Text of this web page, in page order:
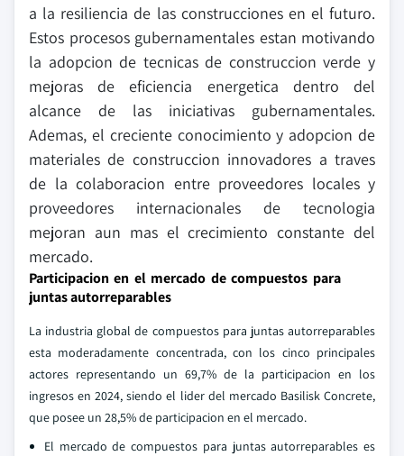
a la resiliencia de las construcciones en el futuro.
Estos procesos gubernamentales estan motivando
la adopcion de tecnicas de construccion verde y
mejoras de eficiencia energetica dentro del
alcance de las iniciativas gubernamentales.
Ademas, el creciente conocimiento y adopcion de
materiales de construccion innovadores a traves
de la colaboracion entre proveedores locales y
proveedores internacionales de tecnologia
mejoran aun mas el crecimiento constante del
mercado.
Participacion en el mercado de compuestos para
juntas autorreparables
La industria global de compuestos para juntas autorreparables
esta moderadamente concentrada, con los cinco principales
actores representando un 69,7% de la participacion en los
ingresos en 2024, siendo el lider del mercado Basilisk Concrete,
que posee un 28,5% de participacion en el mercado.
El mercado de compuestos para juntas autorreparables es